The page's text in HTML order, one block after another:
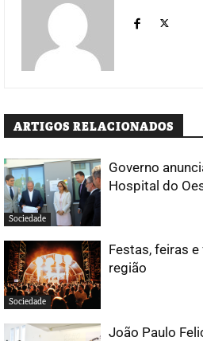
ARTIGOS RELACIONADOS
Sociedade
Governo
Hospital do
Sociedade
Festas, feiras
região
João Paulo